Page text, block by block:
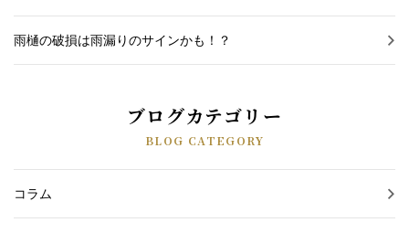
雨樋の破損は雨漏りのサインかも！？
ブログカテゴリー
BLOG CATEGORY
コラム